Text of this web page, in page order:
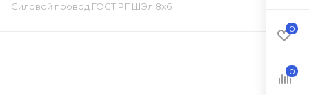
Силовой провод ГОСТ РПШЭл 8х6
0
0